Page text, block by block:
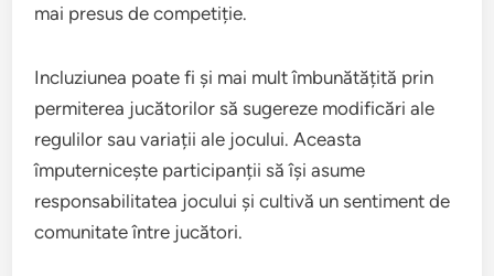
mai presus de competiție.
Incluziunea poate fi și mai mult îmbunătățită prin
permiterea jucătorilor să sugereze modificări ale
regulilor sau variații ale jocului. Aceasta
împuternicește participanții să își asume
responsabilitatea jocului și cultivă un sentiment de
comunitate între jucători.